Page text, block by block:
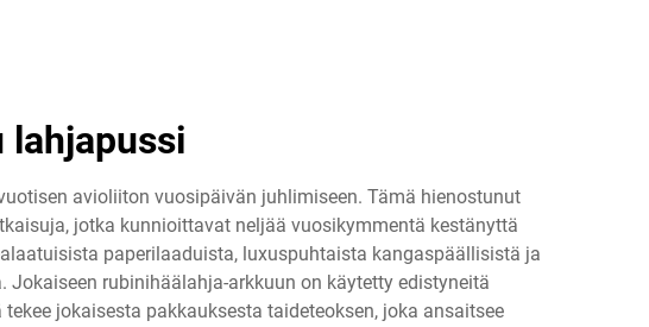
avioliiton vuosipäivän juhlimiseen. Tämä hienostunut
jotka kunnioittavat neljää vuosikymmentä kestänyttä
paperilaaduista, luxuspuhtaista kangaspäällisistä ja
rubinihäälahja-arkkuun on käytetty edistyneitä
jokaisesta pakkauksesta taideteoksen, joka ansaitsee